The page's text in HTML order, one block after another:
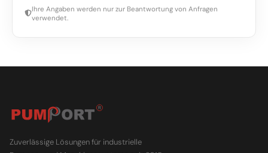
Ihre Angaben werden nur zur Beantwortung von Anfragen
verwendet.
Zuverlässige Lösungen für industrielle